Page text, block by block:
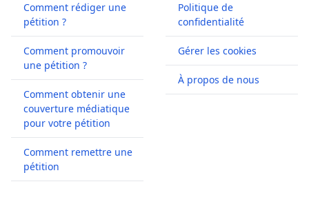
Comment rédiger une
pétition ?
Comment promouvoir
une pétition ?
Comment obtenir une
couverture médiatique
pour votre pétition
Comment remettre une
pétition
Politique de
confidentialité
Gérer les cookies
À propos de nous